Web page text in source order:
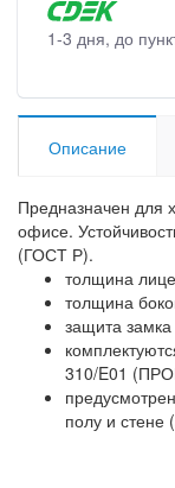
1-3 дня, до
Описание
Предназначен для
офисе.
(ГОСТ Р).
толщина
толщина
защита
310/E01
полу и стене